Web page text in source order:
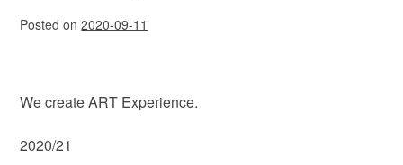
Posted on2020-09-11
We create ART Experience.
2020/21